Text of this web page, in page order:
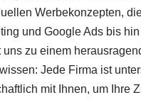
Werbekonzepten,
und Google Ads bis
zu einem
Jede Firma ist
mit Ihnen, um